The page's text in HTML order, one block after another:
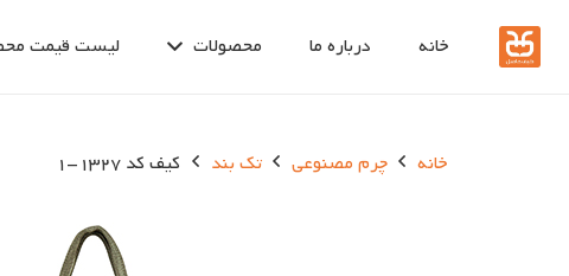
خانه درباره ما محصولات لیست قیمت
خانه چرم مصنوعی تک بند کیف کد 1327-1